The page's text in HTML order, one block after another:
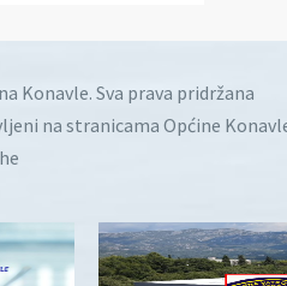
Konavle. Sva prava pridržana
na stranicama Općine